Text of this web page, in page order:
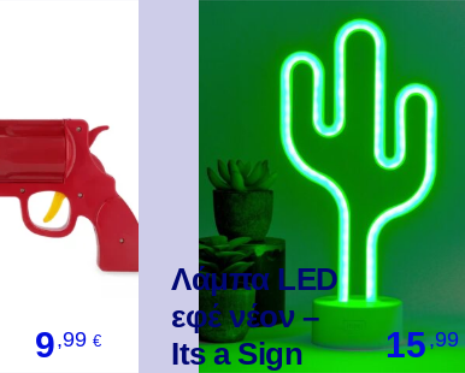
9,99€
Λάμπα LED
εφέ νέον –
Its a Sign
15,99